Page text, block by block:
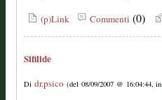
(p)Link Commenti (0)
Sifilide
Di dr.psico (del 08/09/2007 @ 16:04:44, in